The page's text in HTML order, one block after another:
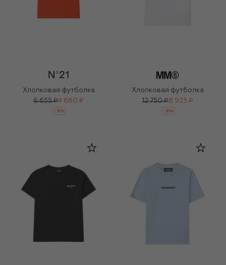
Хлопковая футболка
6 655 ₽4 660 ₽
-30%
Хлопковая футболка
12 750 ₽8 925 ₽
-30%